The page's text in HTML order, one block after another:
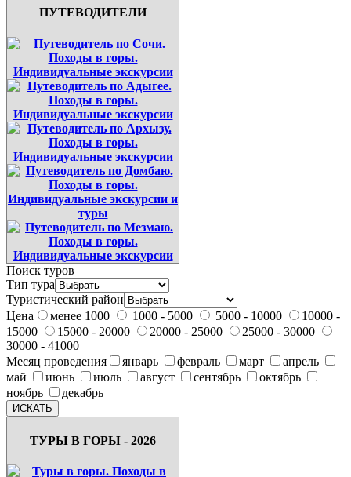
ПУТЕВОДИТЕЛИ
Поиск туров
Тип тура
Туристический район
Цена
менее 1000 1000 - 5000 5000 - 10000
10000 -
15000
15000 - 20000 20000 - 25000
25000 - 30000
30000 - 41000
Месяц проведения
январь февраль март
апрель
май
июнь июль август сентябрь
октябрь
ноябрь
декабрь
ТУРЫ В ГОРЫ - 2026